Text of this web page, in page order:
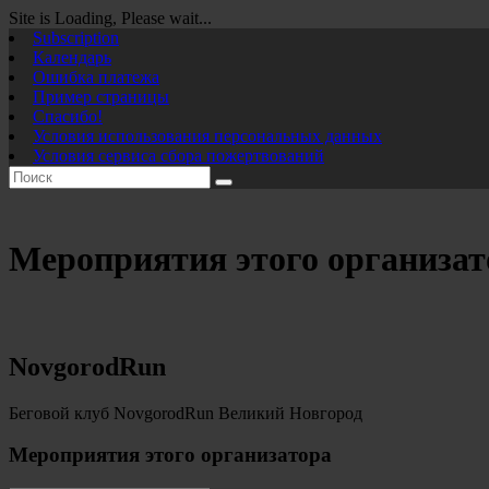
Site is Loading, Please wait...
Перейти
к
содержимому
Subscription
Календарь
Ошибка платежа
Пример страницы
Спасибо!
Условия использования персональных данных
Условия сервиса сбора пожертвований
Мероприятия этого
NovgorodRun
Беговой клуб NovgorodRun Великий Новгород
Мероприятия этого организатора